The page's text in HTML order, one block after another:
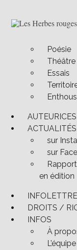
contenuLes Herbes rouges
Semeuses de trouble
Poésie
Essais
AUTEURICES
ACTUALITÉS
sur
sur
en édition
INFOLETTRE
DROITS /
INFOS
À
L’équipe